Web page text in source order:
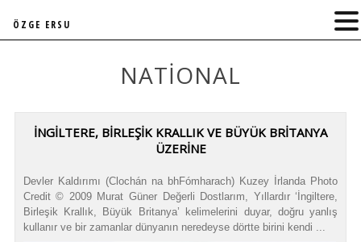
NATIONAL
İNGİLTERE, BİRLEŞİK KRALLIK VE BÜYÜK BRİTANYA
ÜZERİNE
Devler Kaldırımı (Clochán na bhFómharach) Kuzey İrlanda Photo
Credit © 2009 Murat Güner Değerli Dostlarım, Yıllardır ‘İngiltere,
Birleşik Krallık, Büyük Britanya’ kelimelerini duyar, doğru yanlış
kullanır ve bir zamanlar dünyanın neredeyse dörtte birini kendi ...
ÖZGE ERSU